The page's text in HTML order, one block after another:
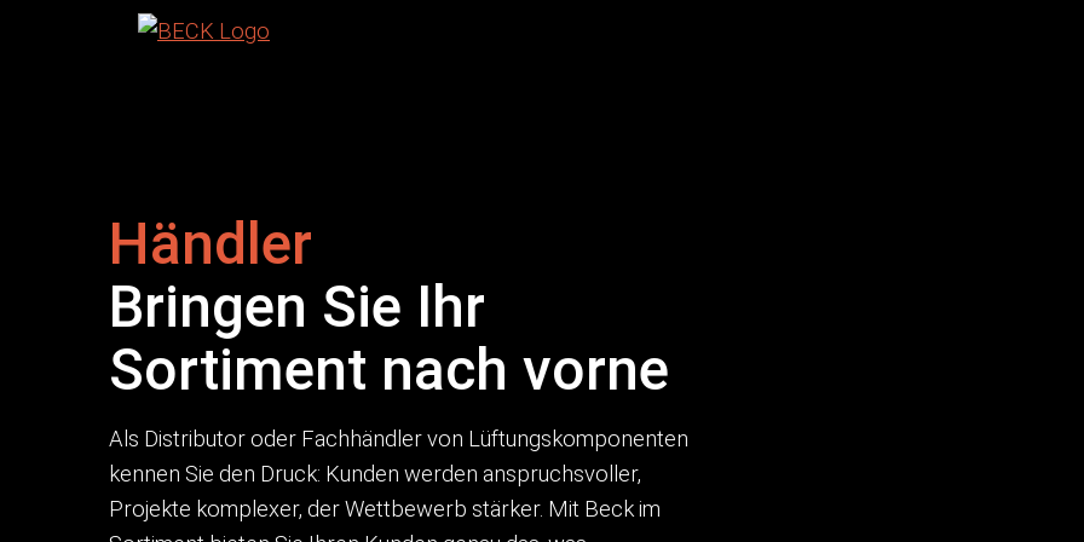
Händler
Bringen Sie Ihr
Sortiment nach vorne
Als Distributor oder Fachhändler von Lüftungskomponenten
kennen Sie den Druck: Kunden werden anspruchsvoller,
Projekte komplexer, der Wettbewerb stärker. Mit Beck im